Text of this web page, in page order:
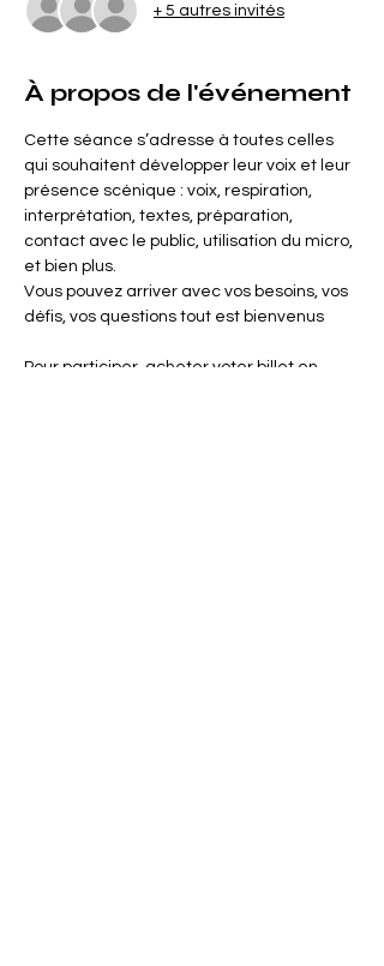
+ 5 autres invités
À propos de l'événement
Cette séance s’adresse à toutes celles
qui souhaitent développer leur voix et leur
présence scénique : voix, respiration,
interprétation, textes, préparation,
contact avec le public, utilisation du micro,
et bien plus.
Vous pouvez arriver avec vos besoins, vos
défis, vos questions tout est bienvenus
Pour participer, acheter voter billet en